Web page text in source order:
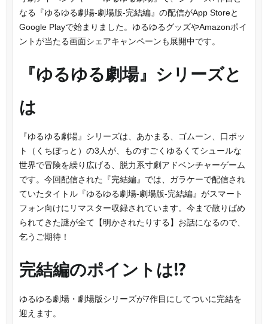
なる『ゆるゆる劇場-劇場版-完結編』の配信がApp Storeと
Google Playで始まりました。ゆるゆるグッズやAmazonポイ
ントが当たる画面シェアキャンペーンも展開中です。
『ゆるゆる劇場』シリーズと
は
『ゆるゆる劇場』シリーズは、あかまる、ゴムーン、口ボッ
ト（くちぼっと）の3人が、ものすごくゆるくてシュールな
世界で冒険を繰り広げる、脱力系寸劇アドベンチャーゲーム
です。今回配信された『完結編』では、ガラケーで配信され
ていたタイトル『ゆるゆる劇場-劇場版-完結編』がスマート
フォン向けにリマスター収録されています。今まで散りばめ
られてきた謎が全て【明かされたりする】お話になるので、
乞うご期待！
完結編のポイントは!?
ゆるゆる劇場・劇場版シリーズが7作目にしてついに完結を
迎えます。